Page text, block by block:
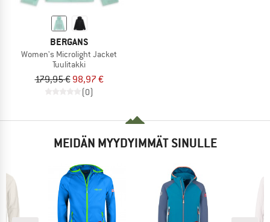
BERGANS
Women's Microlight Jacket
Tuulitakki
179,95 € 98,97 €
(0)
MEIDÄN MYYDYIMMÄT SINULLE